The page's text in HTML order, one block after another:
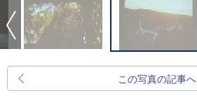
この写真の記事へ